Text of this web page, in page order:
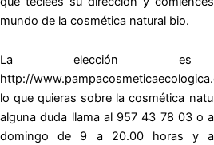
mundo de la cosmética natural bio.
La elección
http://
lo que quieras sobre la cosmética
alguna duda llama al 957 43 78 03 o
domingo de 9 a 20.00 horas y